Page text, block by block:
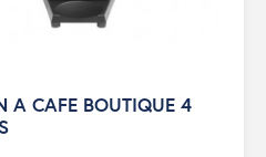
A CAFE BOUTIQUE 4